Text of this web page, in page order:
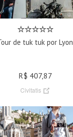
de tuk tuk por Lyon
R$ 407,87
Civitatis